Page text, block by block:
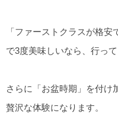
「ファーストクラスが格
で3度美味しいなら、行っ
さらに「お盆時期」を付け
贅沢な体験になります。